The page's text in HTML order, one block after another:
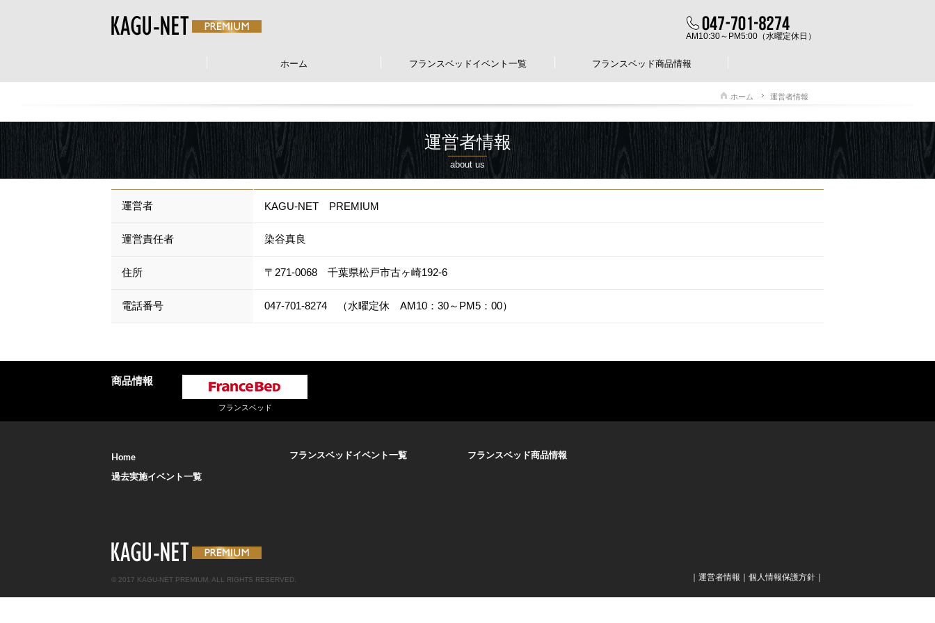
AM10:30～PM5:00（水曜定休日）
ホーム フランスベッドイベント一覧 フランスベッド商品情報
ホーム 運営者情報
運営者情報
about us
運営者 KAGU-NET PREMIUM
運営責任者 染谷真良
住所 〒271-0068 千葉県松戸市古ヶ崎192-6
電話番号 047-701-8274 （水曜定休 AM10：30～PM5：00）
商品情報
フランスベッド
Home
過去実施イベント一覧
フランスベッドイベント一覧 フランスベッド商品情報
© 2017 KAGU-NET PREMIUM. ALL RIGHTS RESERVED. 運営者情報 個人情報保護方針